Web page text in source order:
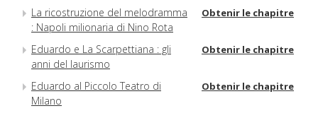
La ricostruzione del melodramma
: Napoli milionaria di Nino Rota
Obtenir le chapitre
Eduardo e La Scarpettiana : gli
anni del laurismo
Obtenir le chapitre
Eduardo al Piccolo Teatro di
Milano
Obtenir le chapitre